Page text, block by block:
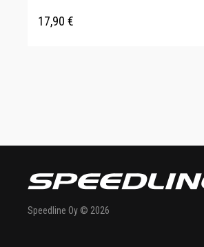
17,90 €
Speedline Oy © 2026